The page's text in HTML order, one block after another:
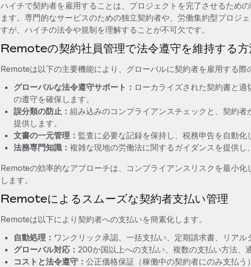
ハイチで契約者を雇用することは、プロジェクトを完了させるため
ます。専門的なサービスのための独立契約者や、労働集約型プロジ
すが、ハイチの法令や規制を理解することが不可欠です。
Remoteの契約社員管理で法令遵守を維持する方
Remoteは以下の主要機能により、グローバルに契約者を雇用する際
グローバルな法令遵守サポート： ローカライズされた契約書と
の遵守を確保します。
誤分類の防止： 組み込みのコンプライアンスチェックと、契約
提供します。
文書の一元管理： 監査に必要な記録を保持し、税務申告を自動化
法務専門知識： 複雑な現地の労働法に関するガイダンスを提供し
Remoteの効率的なアプローチは、コンプライアンスリスクを最小
します。
Remoteによるスムーズな契約者支払い管理
Remoteは以下により契約者への支払いを簡素化します。
自動処理： ワンクリック承認、一括支払い、定期請求書、リアル
グローバル対応： 200か国以上への支払い、複数の支払い方法、
コストと法令遵守： 公正価格保証（稼働中の契約者にのみ支払